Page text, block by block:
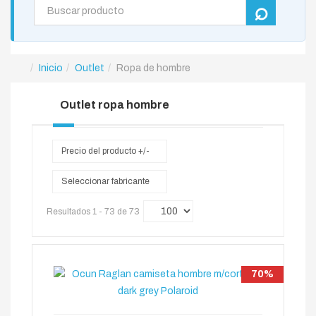
Inicio Outlet Ropa de hombre
Outlet ropa hombre
Precio del producto +/-
Seleccionar fabricante
Resultados 1 - 73 de 73
70%